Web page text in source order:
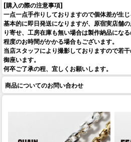
[購入の際の注意事項]
一点一点手作りしておりますので個体差が生じ
基本的に即日発送になりますが、原宿実店舗
り寄せ、工房在庫も無い場合は製作納品にな
程度のお時間がかかる場合もございます。
当店スタッフにより撮影しておりますので若
御座います。
何卒ご了承の程、宜しくお願いします。
商品についてのお問い合わせ